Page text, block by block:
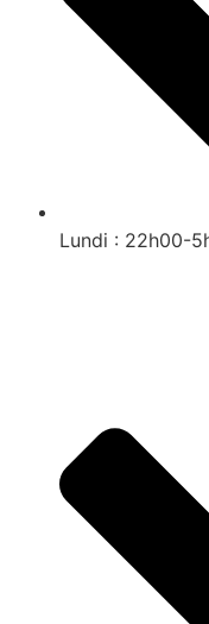
Lundi : 22h00-